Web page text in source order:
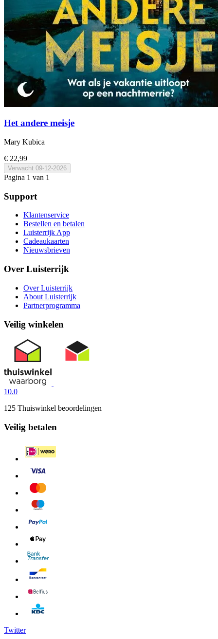
Het andere meisje
Mary Kubica
€ 22,99
Verwacht 09-12-2026
Pagina 1 van 1
Support
Klantenservice
Bestellen en betalen
Luisterrijk App
Cadeaukaarten
Nieuwsbrieven
Over Luisterrijk
Over Luisterrijk
About Luisterrijk
Partnerprogramma
Veilig winkelen
10.0
125 Thuiswinkel beoordelingen
Veilig betalen
Twitter